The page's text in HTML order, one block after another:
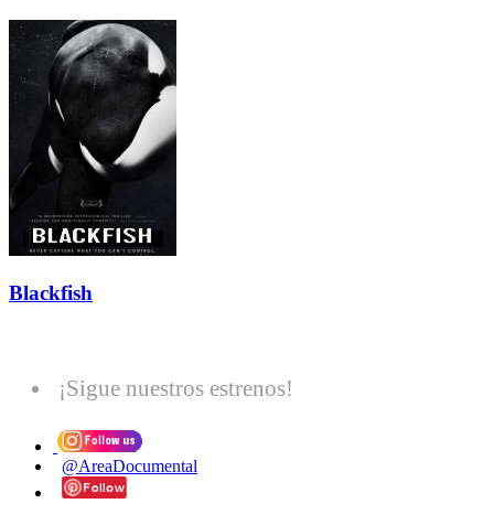
Blackfish
¡Sigue nuestros estrenos!
@AreaDocumental